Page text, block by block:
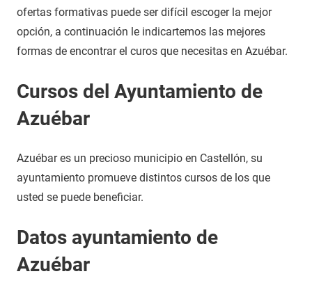
ofertas formativas puede ser difícil escoger la mejor
opción, a continuación le indicartemos las mejores
formas de encontrar el curos que necesitas en Azuébar.
Cursos del Ayuntamiento de
Azuébar
Azuébar es un precioso municipio en Castellón, su
ayuntamiento promueve distintos cursos de los que
usted se puede beneficiar.
Datos ayuntamiento de
Azuébar